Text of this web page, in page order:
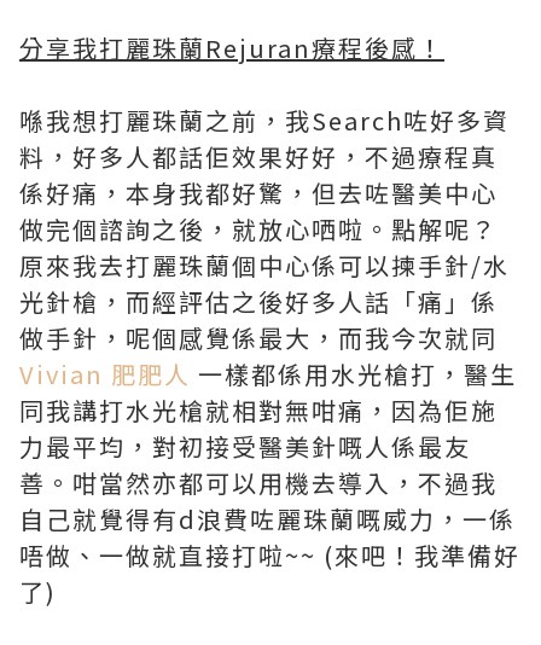
分享我打麗珠蘭Rejuran療程後感！
喺我想打麗珠蘭之前，我Search咗好多資
料，好多人都話佢效果好好，不過療程真
係好痛，本身我都好驚，但去咗醫美中心
做完個諮詢之後，就放心哂啦。點解呢？
原來我去打麗珠蘭個中心係可以揀手針/水
光針槍，而經評估之後好多人話「痛」係
做手針，呢個感覺係最大，而我今次就同
Vivian 肥肥人 一樣都係用水光槍打，醫生
同我講打水光槍就相對無咁痛，因為佢施
力最平均，對初接受醫美針嘅人係最友
善。咁當然亦都可以用機去導入，不過我
自己就覺得有d浪費咗麗珠蘭嘅威力，一係
唔做、一做就直接打啦~~ (來吧！我準備好
了)